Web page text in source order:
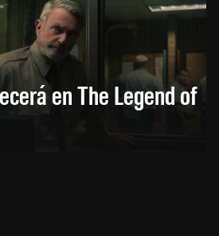
en The Legend of